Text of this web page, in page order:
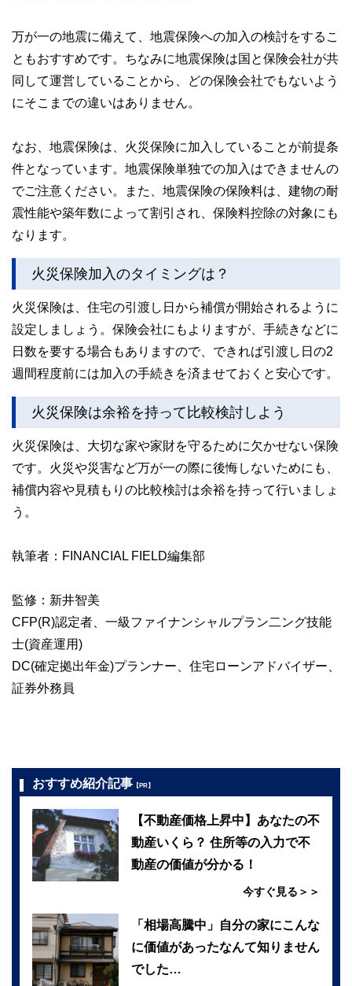
万が一の地震に備えて、地震保険への加入の検討をするこ
ともおすすめです。ちなみに地震保険は国と保険会社が共
同して運営していることから、どの保険会社でもないよう
にそこまでの違いはありません。
なお、地震保険は、火災保険に加入していることが前提条
件となっています。地震保険単独での加入はできませんの
でご注意ください。また、地震保険の保険料は、建物の耐
震性能や築年数によって割引され、保険料控除の対象にも
なります。
火災保険加入のタイミングは？
火災保険は、住宅の引渡し日から補償が開始されるように
設定しましょう。保険会社にもよりますが、手続きなどに
日数を要する場合もありますので、できれば引渡し日の2
週間程度前には加入の手続きを済ませておくと安心です。
火災保険は余裕を持って比較検討しよう
火災保険は、大切な家や家財を守るために欠かせない保険
です。火災や災害など万が一の際に後悔しないためにも、
補償内容や見積もりの比較検討は余裕を持って行いましょ
う。
執筆者：FINANCIAL FIELD編集部
監修：新井智美
CFP(R)認定者、一級ファイナンシャルプラン二ング技能
士(資産運用)
DC(確定拠出年金)プランナー、住宅ローンアドバイザー、
証券外務員
おすすめ紹介記事 【PR】
【不動産価格上昇中】あなたの不
動産いくら？ 住所等の入力で不
動産の価値が分かる！
今すぐ見る＞＞
「相場高騰中」自分の家にこんな
に価値があったなんて知りません
でした…